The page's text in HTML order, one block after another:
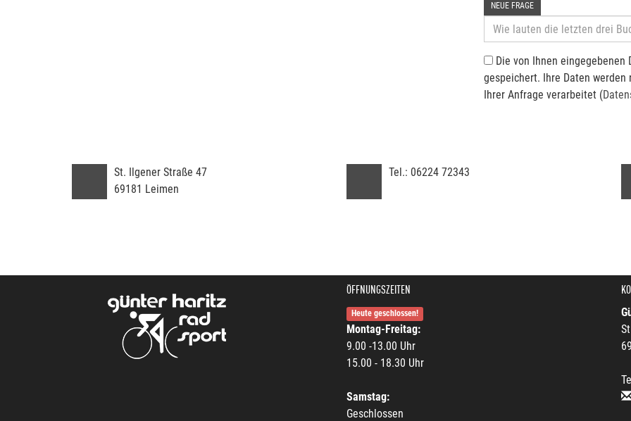
NEUE FRAGE
Die von Ihnen
gespeichert. Ihre Daten
Ihrer Anfrage verarbeitet (
St. Ilgener Straße 47
69181 Leimen
Tel.: 06224 72343
ÖFFNUNGSZEITEN
Heute geschlossen!
Montag-Freitag:
9.00 -13.00 Uhr
15.00 - 18.30 Uhr
Samstag:
Geschlossen